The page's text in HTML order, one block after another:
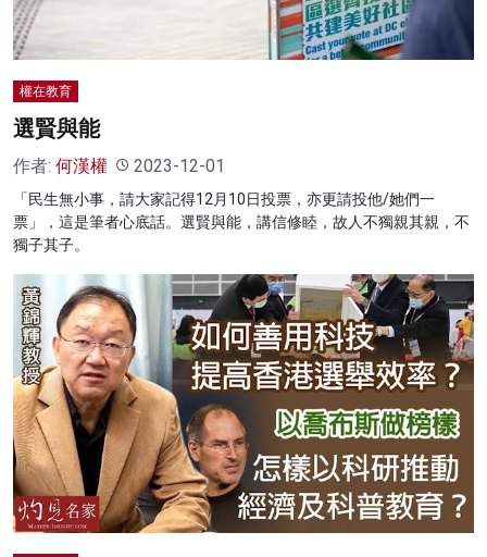
權在教育
選賢與能
作者: 何漢權 2023-12-01
「民生無小事，請大家記得12月10日投票，亦更請投他/她們一
票」，這是筆者心底話。選賢與能，講信修睦，故人不獨親其親，不
獨子其子。